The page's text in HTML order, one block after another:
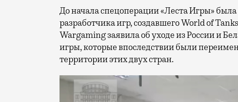
До начала спецоперации «Леста Игры»
разработчика игр, создавшего World of
Wargaming заявила об уходе из России и
игры, которые впоследствии были
территории этих двух стран.
Видеоплеер